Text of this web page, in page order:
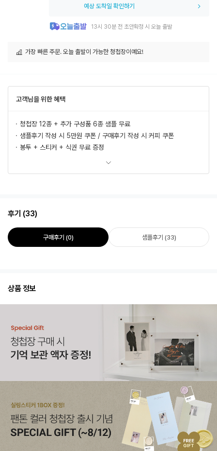
예상 도착일 확인하기
13시 30분 전 초안확정 시 오늘 출발
가장 빠른 주문. 오늘 출발이 가능한 청첩장이예요!
고객님을 위한 혜택
청첩장 12종 + 추가 구성품 6종 샘플 무료
샘플후기 작성 시 5만원 쿠폰 / 구매후기 작성 시 커피 쿠폰
봉투 + 스티커 + 식권 무료 증정
후기 (33)
구매후기 (0) 샘플후기 (33)
상품 정보